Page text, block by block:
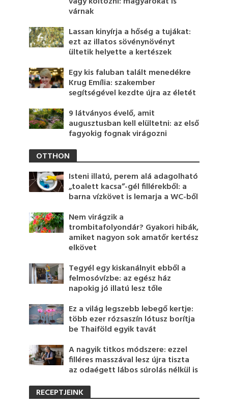
várnak
Lassan kinyírja a hőség a tujákat:
ezt az illatos sövénynövényt
ültetik helyette a kertészek
Egy kis faluban talált menedékre
Krug Emília: szakember
segítségével kezdte újra az életét
9 látványos évelő, amit
augusztusban kell elültetni: az első
fagyokig fognak virágozni
OTTHON
Isteni illatú, perem alá adagolható
„toalett kacsa”-gél fillérekből: a
barna vízkövet is lemarja a WC-ből
Nem virágzik a
trombitafolyondár? Gyakori hibák,
amiket nagyon sok amatőr kertész
elkövet
Tegyél egy kiskanálnyit ebből a
felmosóvízbe: az egész ház
napokig jó illatú lesz tőle
Ez a világ legszebb lebegő kertje:
több ezer rózsaszín lótusz borítja
be Thaiföld egyik tavát
A nagyik titkos módszere: ezzel
filléres masszával lesz újra tiszta
az odaégett lábos súrolás nélkül is
RECEPTJEINK